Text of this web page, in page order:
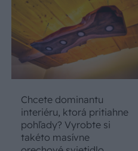
Chcete dominantu
interiéru, ktorá pritiahne
pohľady? Vyrobte si
takéto masívne